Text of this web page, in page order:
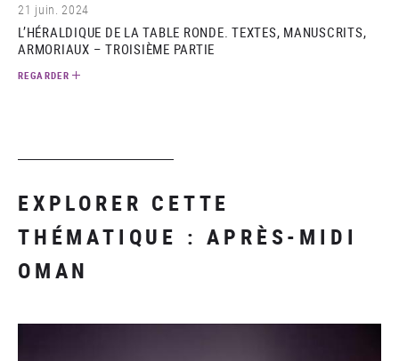
21 juin. 2024
L’HÉRALDIQUE DE LA TABLE RONDE. TEXTES, MANUSCRITS,
ARMORIAUX – TROISIÈME PARTIE
REGARDER
EXPLORER CETTE
THÉMATIQUE : APRÈS-MIDI
OMAN